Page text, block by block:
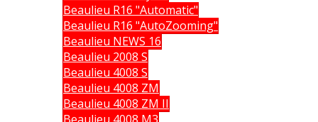
Beaulieu R16 "Automatic"
Beaulieu R16 "AutoZooming"
Beaulieu NEWS 16
Beaulieu 2008 S
Beaulieu 4008 S
Beaulieu 4008 ZM
Beaulieu 4008 ZM II